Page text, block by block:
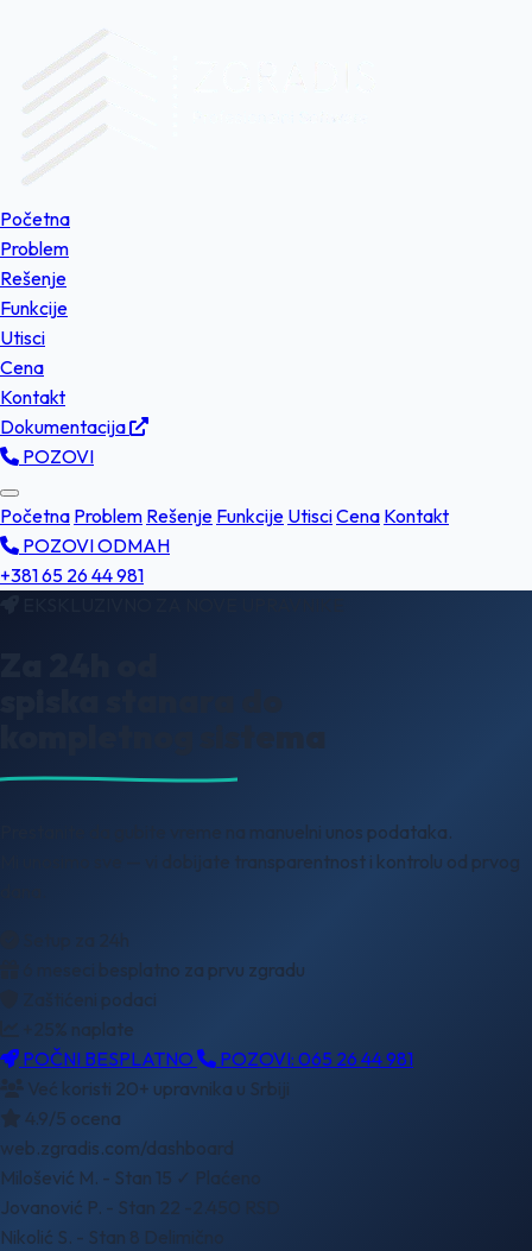
Početna
Problem
Rešenje
Funkcije
Utisci
Cena
Kontakt
Dokumentacija
POZOVI
Početna Problem Rešenje Funkcije UtisciCena Kontakt
POZOVI ODMAH
+381 65 26 44 981
Prestanite da gubite vreme na manuelni unos podataka.
vi dobijate transparentnost i kontrolu od prvog
6 meseci besplatno za prvu zgradu
Zaštićeni podaci
+25% naplate
POČNI BESPLATNO
POZOVI: 065 26 44 981
Već koristi 20+ upravnika u Srbiji
4.9/5 ocena
web.zgradis.com/dashboard
Milošević M. - Stan 15 ✓ Plaćeno
Jovanović P. - Stan 22 -2.450 RSD
Nikolić S. - Stan 8 Delimično